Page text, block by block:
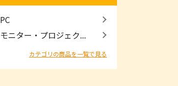
ニター・プロジェク...
カテゴリの商品を一覧で見る